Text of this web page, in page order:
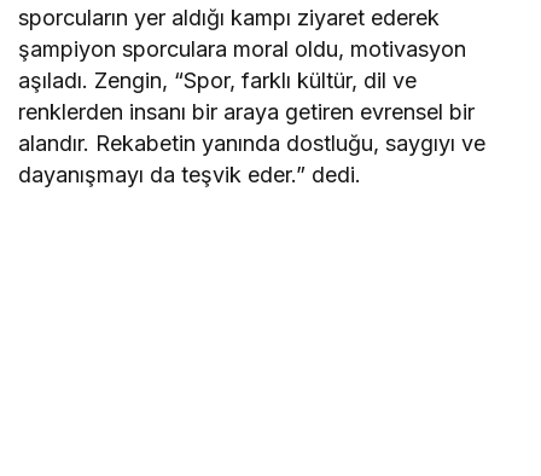
sporcuların yer aldığı kampı ziyaret ederek
şampiyon sporculara moral oldu, motivasyon
aşıladı. Zengin, “Spor, farklı kültür, dil ve
renklerden insanı bir araya getiren evrensel bir
alandır. Rekabetin yanında dostluğu, saygıyı ve
dayanışmayı da teşvik eder.” dedi.